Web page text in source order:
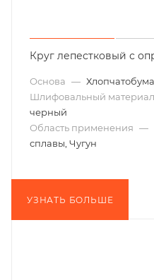
Круг лепестковый с
Основа —
Шлифовальный материал
черный
Область применения —
сплавы, Чугун
УЗНАТЬ БОЛЬШЕ